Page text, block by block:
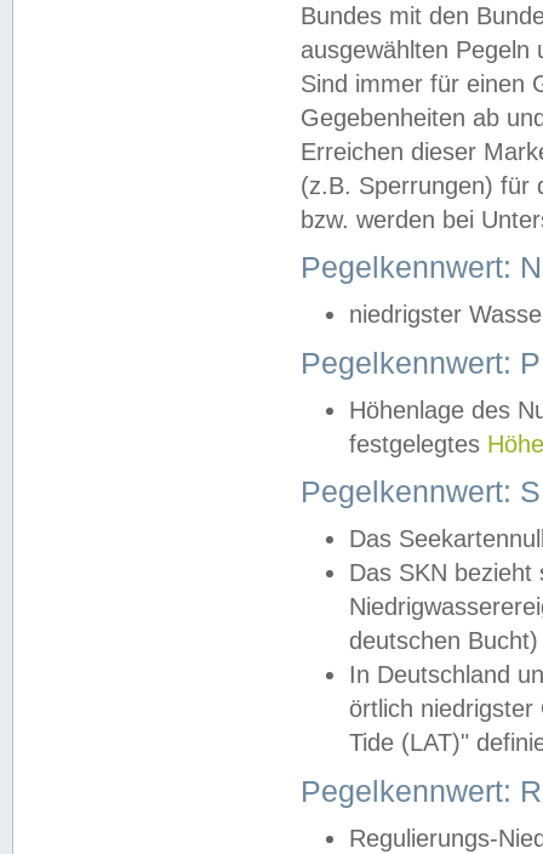
Bundes mit den
ausgewählten
Sind immer für einen
Gegebenheiten ab
Erreichen dieser
(z.B. Sperrungen) für
bzw. werden bei
Pegelkennwert:
niedrigster
Pegelkennwert:
Höhenlage des
festgelegtes
Pegelkennwert:
Das
Das SKN
deutschen
In Deutschland
örtlich
Tide (LAT)"
Pegelkennwert:
Regulierungs-